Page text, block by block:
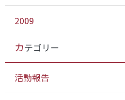
2009
カテゴリー
活動報告